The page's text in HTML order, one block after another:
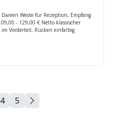
Weste für Rezeption, Empfang
- 129,00 € Netto klassischer
Vorderteil, Rücken einfarbig
Seite
4 Seite
5